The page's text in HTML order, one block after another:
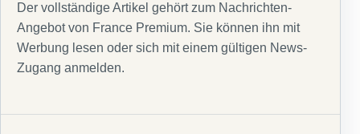
Der vollständige Artikel gehört zum Nachrichten-
Angebot von France Premium. Sie können ihn mit
Werbung lesen oder sich mit einem gültigen News-
Zugang anmelden.